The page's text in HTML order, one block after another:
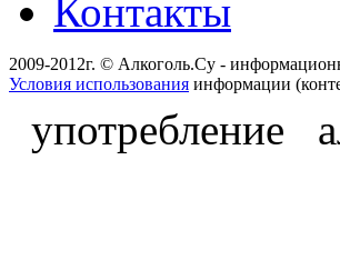
Контакты
2009-2012г. © Алкоголь.Су -
Условия использования информации
употребление